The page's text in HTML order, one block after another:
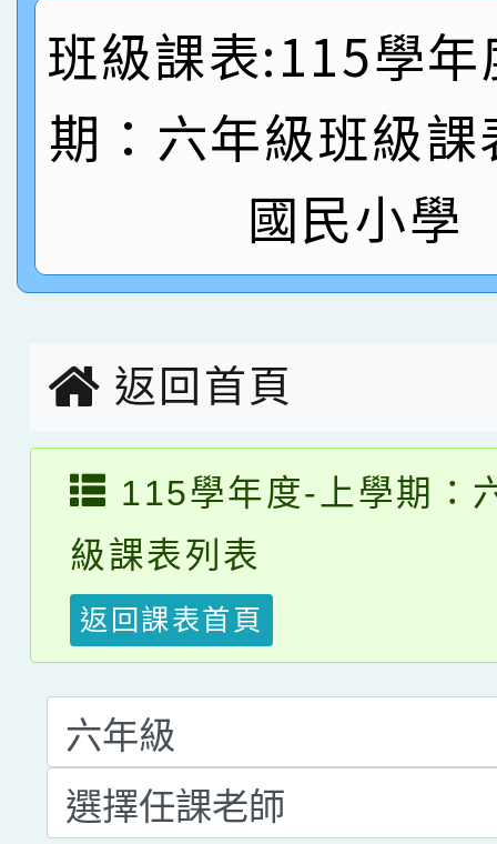
賽 洪綺君教師榮獲社
名
賀！本校阿巴斯O蜜、
倩參加桃園市科展 國
名 指導老師王老師、
賀！本校四年二班張O
園市英語競賽國小朗讀
指導老師林老師
賀！本校參加桃園市中
賽 劉文瑛教師榮獲教
臺灣台語-第二名
賀！本校參與2026世
市賽榮獲科學小創客佳
班級課表:115學
期：六年級班級
國民小學
返回首頁
115學年度-上學期：
級課表列表
返回課表首頁